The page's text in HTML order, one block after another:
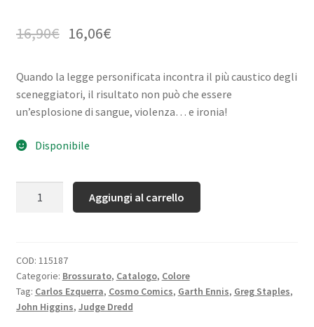
16,90€ 16,06€
Quando la legge personificata incontra il più caustico degli
sceneggiatori, il risultato non può che essere
un’esplosione di sangue, violenza… e ironia!
Disponibile
Aggiungi al carrello
COD: 115187
Categorie: Brossurato, Catalogo, Colore
Tag: Carlos Ezquerra, Cosmo Comics, Garth Ennis, Greg Staples,
John Higgins, Judge Dredd